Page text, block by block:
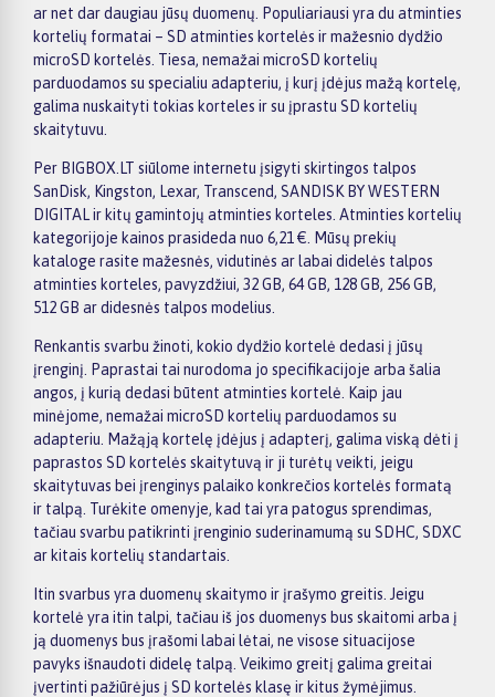
ar net dar daugiau jūsų duomenų. Populiariausi yra du atminties
kortelių formatai – SD atminties kortelės ir mažesnio dydžio
microSD kortelės. Tiesa, nemažai microSD kortelių
parduodamos su specialiu adapteriu, į kurį įdėjus mažą kortelę,
galima nuskaityti tokias korteles ir su įprastu SD kortelių
skaitytuvu.
Per BIGBOX.LT siūlome internetu įsigyti skirtingos talpos
SanDisk, Kingston, Lexar, Transcend, SANDISK BY WESTERN
DIGITAL ir kitų gamintojų atminties korteles. Atminties kortelių
kategorijoje kainos prasideda nuo 6,21 €. Mūsų prekių
kataloge rasite mažesnės, vidutinės ar labai didelės talpos
atminties korteles, pavyzdžiui, 32 GB, 64 GB, 128 GB, 256 GB,
512 GB ar didesnės talpos modelius.
Renkantis svarbu žinoti, kokio dydžio kortelė dedasi į jūsų
įrenginį. Paprastai tai nurodoma jo specifikacijoje arba šalia
angos, į kurią dedasi būtent atminties kortelė. Kaip jau
minėjome, nemažai microSD kortelių parduodamos su
adapteriu. Mažąją kortelę įdėjus į adapterį, galima viską dėti į
paprastos SD kortelės skaitytuvą ir ji turėtų veikti, jeigu
skaitytuvas bei įrenginys palaiko konkrečios kortelės formatą
ir talpą. Turėkite omenyje, kad tai yra patogus sprendimas,
tačiau svarbu patikrinti įrenginio suderinamumą su SDHC, SDXC
ar kitais kortelių standartais.
Itin svarbus yra duomenų skaitymo ir įrašymo greitis. Jeigu
kortelė yra itin talpi, tačiau iš jos duomenys bus skaitomi arba į
ją duomenys bus įrašomi labai lėtai, ne visose situacijose
pavyks išnaudoti didelę talpą. Veikimo greitį galima greitai
įvertinti pažiūrėjus į SD kortelės klasę ir kitus žymėjimus.